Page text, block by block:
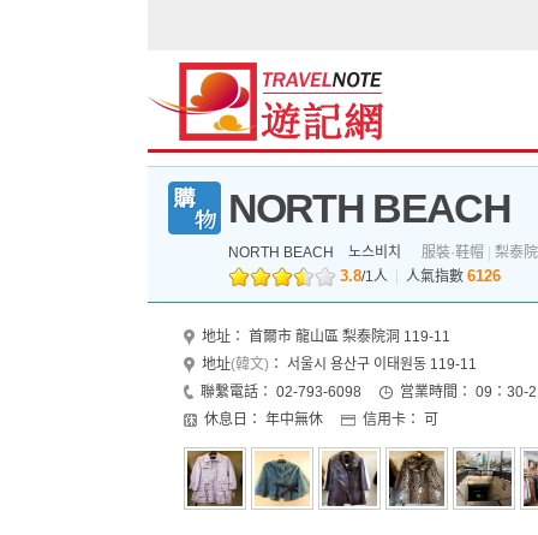
NORTH BEACH
NORTH BEACH 노스비치 服裝·鞋帽 梨泰院
3.8/1人 人氣指數 6126
地址： 首爾市 龍山區 梨泰院洞 119-11
地址(韓文)： 서울시 용산구 이태원동 119-11
聯繫電話： 02-793-6098 営業時間： 09：30-
休息日： 年中無休 信用卡： 可